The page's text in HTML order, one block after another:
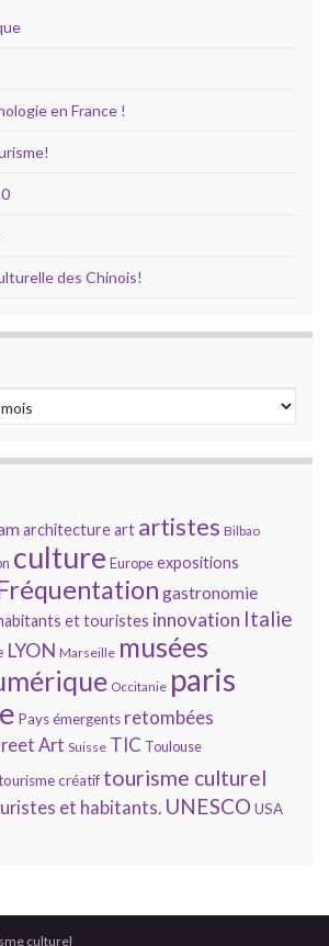
en France !
des Chinois!
architectureart artistes Bilbao
culture Europeexpositions
gastronomie
et touristes innovation Italie
LYON Marseille musées
Occitanie paris
Pays émergents retombées
Art Suisse TIC Toulouse
créatif tourisme culturel
et habitants. UNESCO USA
culturel